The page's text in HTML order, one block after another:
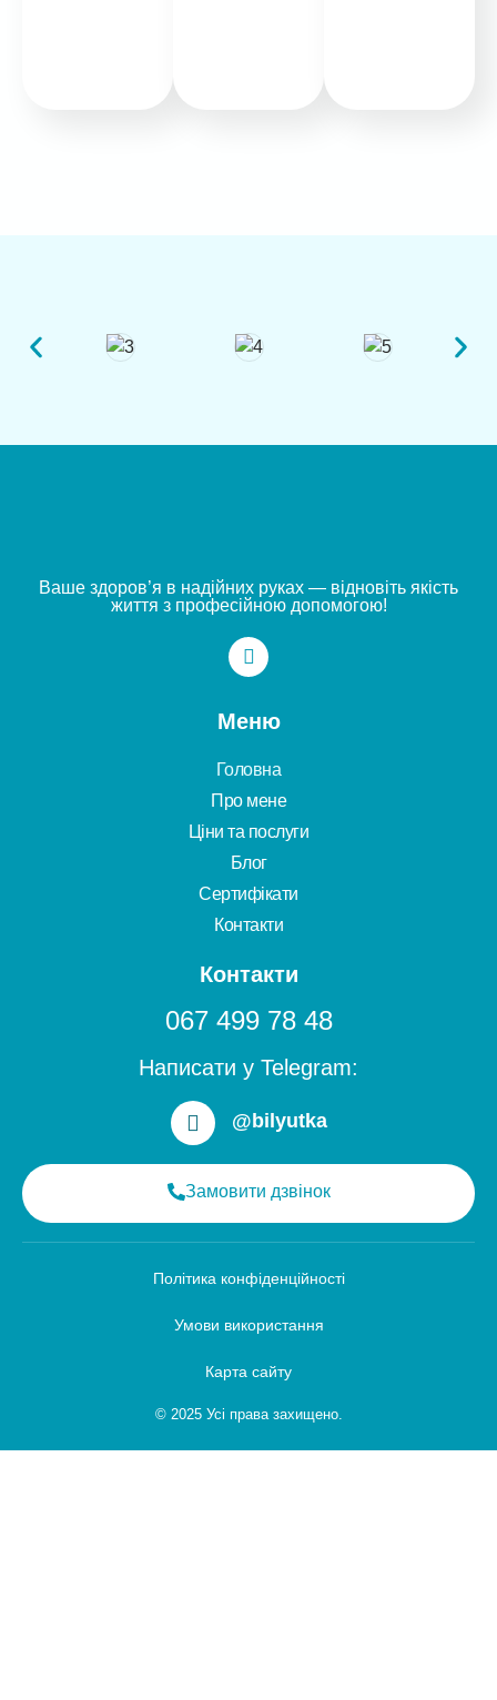
Ваше здоров’я в надійних руках — відновіть якість
життя з професійною допомогою!
Меню
Головна
Про мене
Ціни та послуги
Блог
Сертифікати
Контакти
Контакти
067 499 78 48
Написати у Telegram:
@bilyutka
Замовити дзвінок
© 2025 Усі права захищено.
Політика конфіденційності
Умови використання
Карта сайту